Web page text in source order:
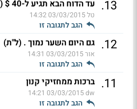
13
. עד הדוח הבא תגיע ל-40 $ (ל"ת)
טל03/03/2015 14:32
הגב לתגובה זו
12
. גם היום השער נמוך . (ל"ת)
אור03/03/2015 14:31
הגב לתגובה זו
11
. ברכות ממחזיקי קנון
dw
03/03/2015 14:21
הגב לתגובה זו